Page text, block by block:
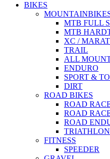
BIKES
MTB FULL
MTB
XC /
TRAIL
ALL
ENDURO
SPORT &
DIRT
ROAD BIKES
ROAD
ROAD
ROAD
TRIATHLON
FITNESS
SPEEDER